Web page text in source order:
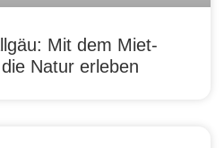
Mit dem Miet-
Natur erleben